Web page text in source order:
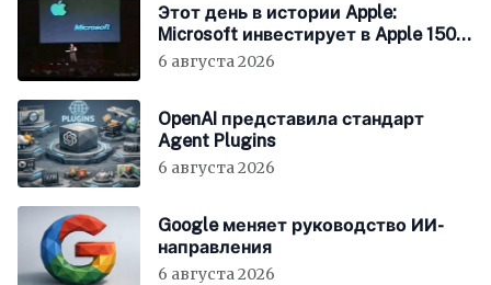
Этот день в истории Apple:
Microsoft инвестирует в Apple 150
миллионов долларов
6 августа 2026
OpenAI представила стандарт
Agent Plugins
6 августа 2026
Google меняет руководство ИИ-
направления
6 августа 2026